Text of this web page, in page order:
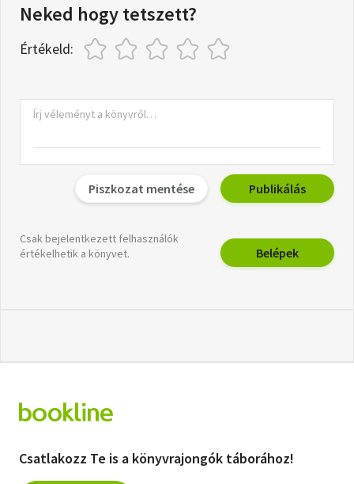
Neked hogy tetszett?
Értékeld:
Piszkozat mentése Publikálás
Csak bejelentkezett felhasználók
értékelhetik a könyvet.
Belépek
Csatlakozz Te is a könyvrajongók táborához!